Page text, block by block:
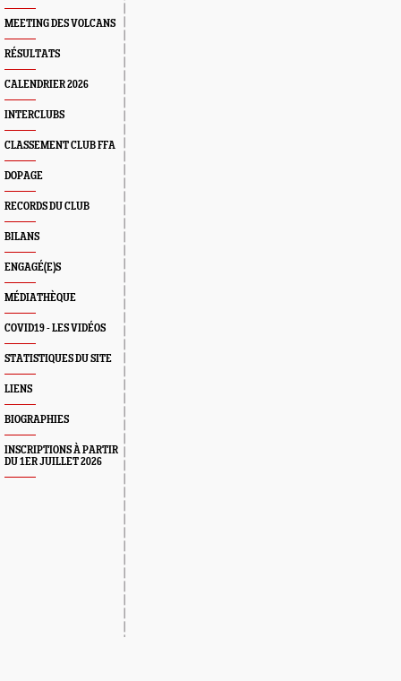
MEETING DES VOLCANS
RÉSULTATS
CALENDRIER 2026
INTERCLUBS
CLASSEMENT CLUB FFA
DOPAGE
RECORDS DU CLUB
BILANS
ENGAGÉ(E)S
MÉDIATHÈQUE
COVID19 - LES VIDÉOS
STATISTIQUES DU SITE
LIENS
BIOGRAPHIES
INSCRIPTIONS À PARTIR
DU 1ER JUILLET 2026